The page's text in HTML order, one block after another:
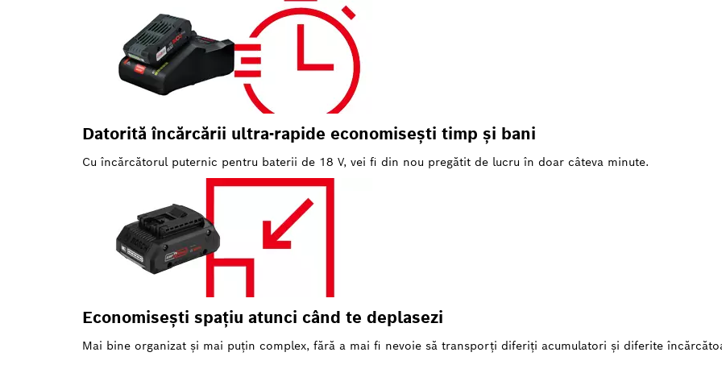
Datorită încărcării ultra-rapide economiseşti timp şi bani
Cu încărcătorul puternic pentru baterii de 18 V, vei fi din nou pregătit de lucru în doar câteva minute.
Economiseşti spaţiu atunci când te deplasezi
Mai bine organizat şi mai puţin complex, fără a mai fi nevoie să transporţi diferiţi acumulatori şi diferite